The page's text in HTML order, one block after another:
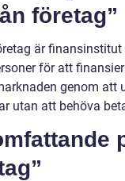
företag”
är
för att
genom att
utan att behöva